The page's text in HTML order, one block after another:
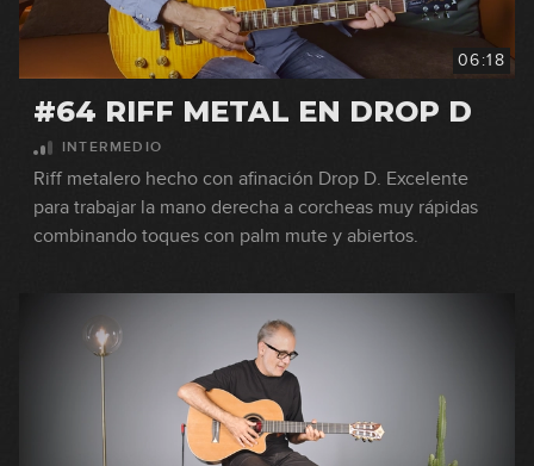
06:18
#64 RIFF METAL EN DROP D
INTERMEDIO
Riff metalero hecho con afinación Drop D. Excelente
para trabajar la mano derecha a corcheas muy rápidas
combinando toques con palm mute y abiertos.